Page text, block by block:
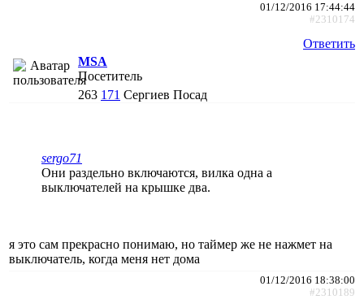
01/12/2016 17:44:44
#2310174
Ответить
MSA
Посетитель
263 171 Сергиев Посад
sergo71
Они раздельно включаются, вилка одна а
выключателей на крышке два.
я это сам прекрасно понимаю, но таймер же не нажмет на
выключатель, когда меня нет дома
01/12/2016 18:38:00
#2310189